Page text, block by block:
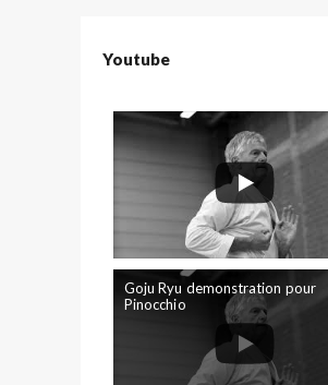
Youtube
Goju Ryu demonstration pour
Pinocchio